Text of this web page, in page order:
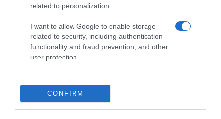
related to personalization.
I want to allow Google to enable storage
related to security, including authentication
functionality and fraud prevention, and other
user protection.
CONFIRM
HELLENiQ ENERGY: Κέρδη 393 εκατ. ευρώ στο α' εξάμηνο –
Στα 734 εκατ. ευρώ τα EBITDA
ΥΠΕΘΟΟ: Νέες επενδύσεις